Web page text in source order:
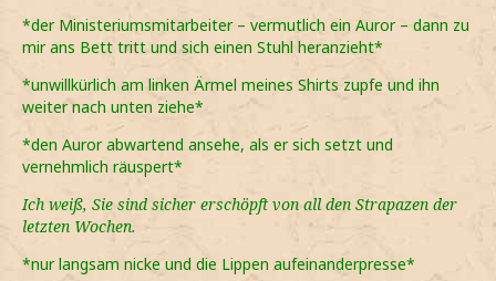
*der Ministeriumsmitarbeiter – vermutlich ein Auror – dann zu
mir ans Bett tritt und sich einen Stuhl heranzieht*
*unwillkürlich am linken Ärmel meines Shirts zupfe und ihn
weiter nach unten ziehe*
*den Auror abwartend ansehe, als er sich setzt und
vernehmlich räuspert*
Ich weiß, Sie sind sicher erschöpft von all den Strapazen der
letzten Wochen.
*nur langsam nicke und die Lippen aufeinanderpresse*